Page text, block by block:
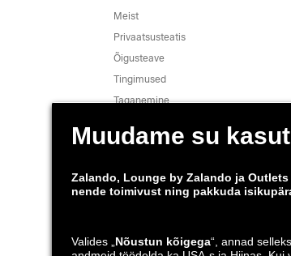
Meist
Privaatsusteatis
Õigusteave
Tingimused
Taganemine
Andmete jälgimine
Tooteohutus